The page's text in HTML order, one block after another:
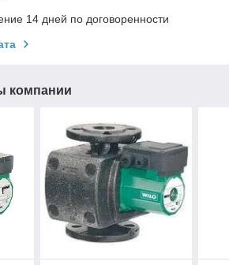
14 дней по договоренности
компании